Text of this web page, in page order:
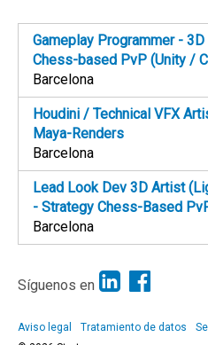
Gameplay Programmer -
Chess-based PvP (Unity /
Barcelona
Houdini / Technical VFX
Maya-Renders
Barcelona
Lead Look Dev 3D Artist
- Strategy Chess-Based
Barcelona
Síguenos en
Aviso legal Tratamiento de datos